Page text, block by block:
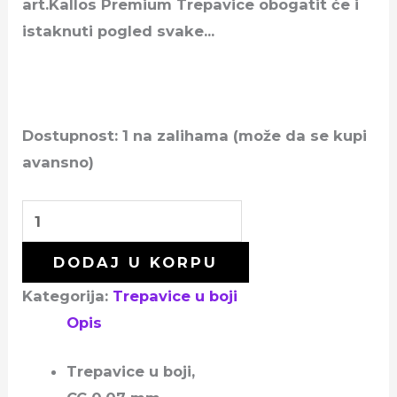
art.Kallos Premium Trepavice obogatit će i
istaknuti pogled svake…
Dostupnost: 1 na zalihama (može da se kupi
avansno)
DODAJ U KORPU
Kategorija: Trepavice u boji
Opis
Trepavice u boji,